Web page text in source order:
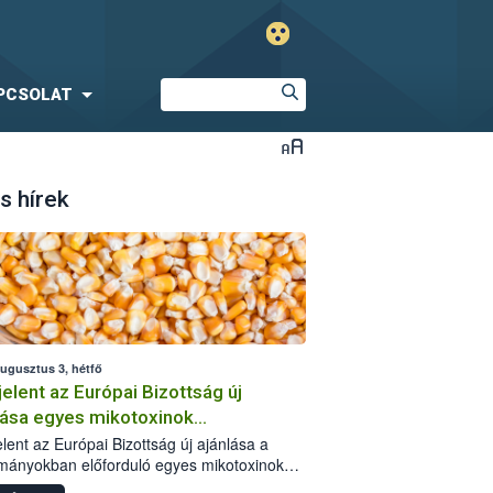
hírek
3, hétfő
az Európai Bizottság új
egyes mikotoxinok
való jelenlétéről
az Európai Bizottság új ajánlása a
előforduló egyes mikotoxinokkal
A dokumentum 2027-től új